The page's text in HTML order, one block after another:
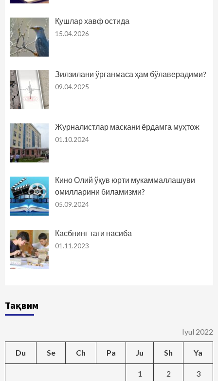
Қушлар хавф остида
15.04.2026
Зилзилани ўрганмаса ҳам бўлаверадими?
09.04.2025
Журналистлар маскани ёрдамга муҳтож
01.10.2024
Кино Олий ўқув юрти мукаммаллашуви
омилларини биламизми?
05.09.2024
Касбнинг таги насиба
01.11.2023
Тақвим
Iyul 2022
Du Se Ch Pa Ju Sh Ya
1 2 3